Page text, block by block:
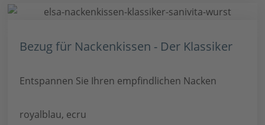
Bezug für Nackenkissen - Der Klassiker
Entspannen Sie Ihren empfindlichen Nacken
royalblau, ecru